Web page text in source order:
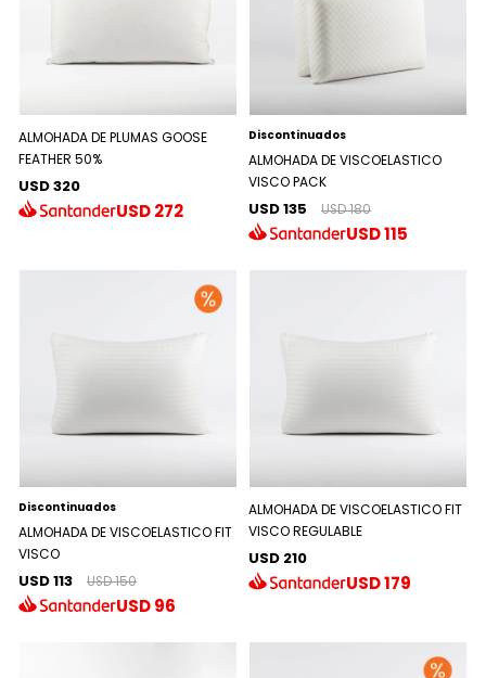
ALMOHADA DE PLUMAS GOOSE
FEATHER 50%
USD 320
USD272
Discontinuados
ALMOHADA DE VISCOELASTICO
VISCO PACK
USD 135 USD 180
USD115
Discontinuados
ALMOHADA DE VISCOELASTICO FIT
VISCO
USD 113 USD 150
USD96
ALMOHADA DE VISCOELASTICO FIT
VISCO REGULABLE
USD 210
USD179